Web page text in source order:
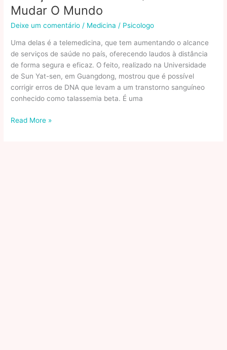
Mudar O Mundo
Deixe um comentário / Medicina / Psicologo
Uma delas é a telemedicina, que tem aumentando o alcance
de serviços de saúde no país, oferecendo laudos à distância
de forma segura e eficaz. O feito, realizado na Universidade
de Sun Yat-sen, em Guangdong, mostrou que é possível
corrigir erros de DNA que levam a um transtorno sanguíneo
conhecido como talassemia beta. É uma
Avanços
Read More »